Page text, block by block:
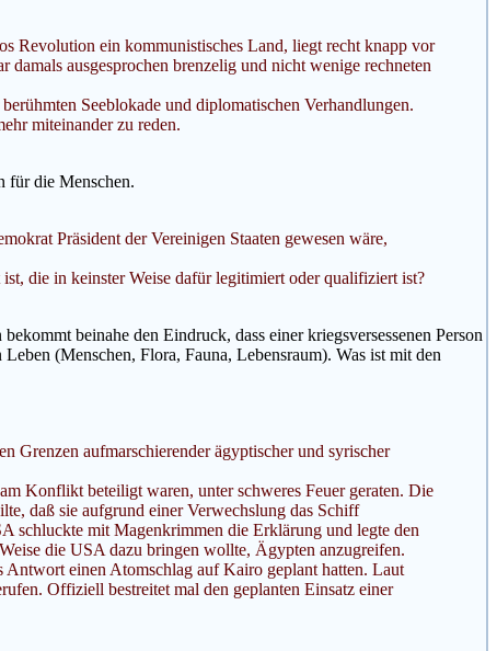
Revolution ein kommunistisches Land, liegt recht knapp vor
ausgesprochen brenzelig und nicht wenige rechneten
Seeblokade und diplomatischen Verhandlungen.
miteinander zu reden.
für die Menschen.
Präsident der Vereinigen Staaten gewesen wäre,
die in keinster Weise dafür legitimiert oder qualifiziert ist?
beinahe den Eindruck, dass einer kriegsversessenen Person
(Menschen, Flora, Fauna, Lebensraum). Was ist mit den
Grenzen aufmarschierender ägyptischer und syrischer
Konflikt beteiligt waren, unter schweres Feuer geraten. Die
daß sie aufgrund einer Verwechslung das Schiff
schluckte mit Magenkrimmen die Erklärung und legte den
die USA dazu bringen wollte, Ägypten anzugreifen.
Antwort einen Atomschlag auf Kairo geplant hatten. Laut
Offiziell bestreitet mal den geplanten Einsatz einer